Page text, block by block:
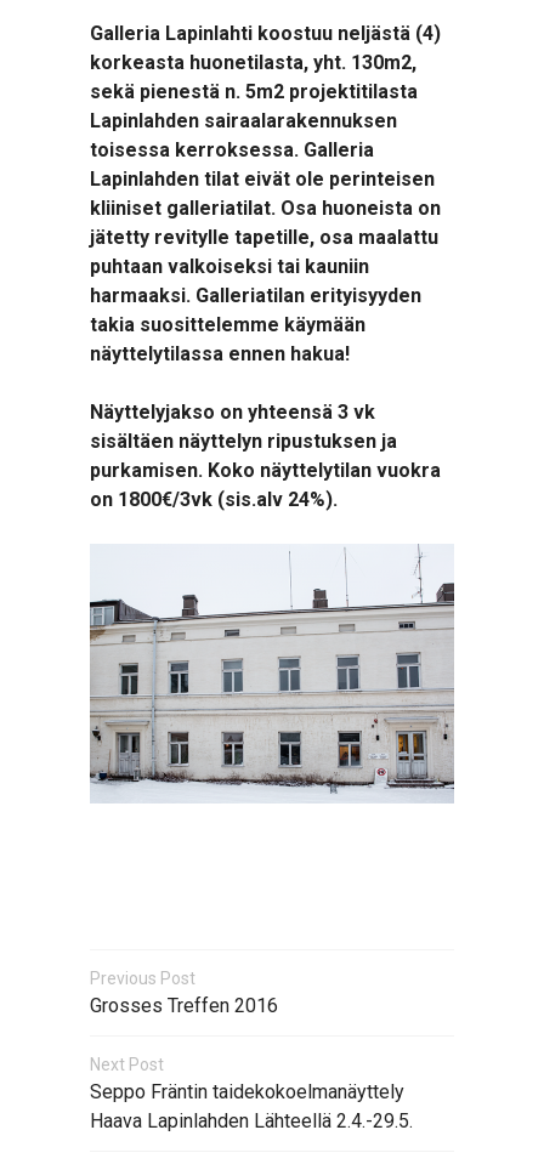
Galleria Lapinlahti koostuu neljästä (4)
korkeasta huonetilasta, yht. 130m2,
sekä pienestä n. 5m2 projektitilasta
Lapinlahden sairaalarakennuksen
toisessa kerroksessa. Galleria
Lapinlahden tilat eivät ole perinteisen
kliiniset galleriatilat. Osa huoneista on
jätetty revitylle tapetille, osa maalattu
puhtaan valkoiseksi tai kauniin
harmaaksi. Galleriatilan erityisyyden
takia suosittelemme käymään
näyttelytilassa ennen hakua!
Näyttelyjakso on yhteensä 3 vk
sisältäen näyttelyn ripustuksen ja
purkamisen. Koko näyttelytilan vuokra
on 1800€/3vk (sis.alv 24%).
Previous Post
Grosses Treffen 2016
Next Post
Seppo Fräntin taidekokoelmanäyttely
Haava Lapinlahden Lähteellä 2.4.-29.5.